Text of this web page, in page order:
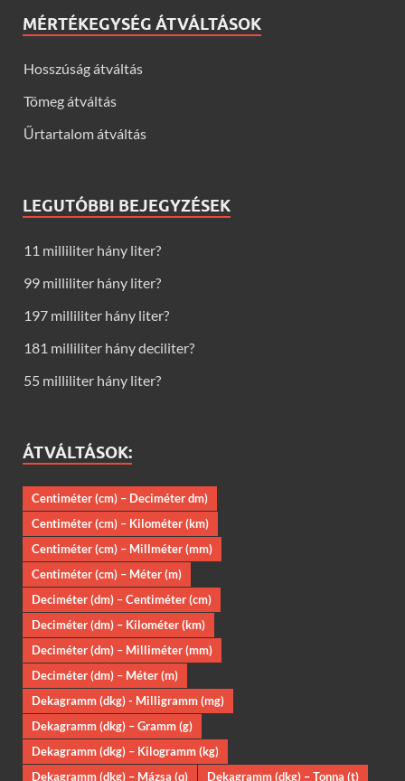
MÉRTÉKEGYSÉG ÁTVÁLTÁSOK
Hosszúság átváltás
Tömeg átváltás
Űrtartalom átváltás
LEGUTÓBBI BEJEGYZÉSEK
11 milliliter hány liter?
99 milliliter hány liter?
197 milliliter hány liter?
181 milliliter hány deciliter?
55 milliliter hány liter?
ÁTVÁLTÁSOK:
Centiméter (cm) – Deciméter dm)
Centiméter (cm) – Kilométer (km)
Centiméter (cm) – Millméter (mm)
Centiméter (cm) – Méter (m)
Deciméter (dm) – Centiméter (cm)
Deciméter (dm) – Kilométer (km)
Deciméter (dm) – Milliméter (mm)
Deciméter (dm) – Méter (m)
Dekagramm (dkg) - Milligramm (mg)
Dekagramm (dkg) – Gramm (g)
Dekagramm (dkg) – Kilogramm (kg)
Dekagramm (dkg) – Mázsa (q)
Dekagramm (dkg) – Tonna (t)